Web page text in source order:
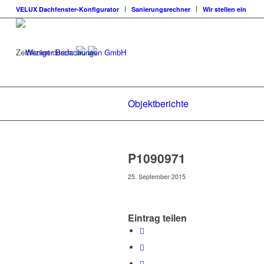
VELUX Dachfenster-Konfigurator Sanierungsrechner Wir stellen ein
Zertifiziert durch:
Objektberichte
P1090971
25. September 2015
Eintrag teilen